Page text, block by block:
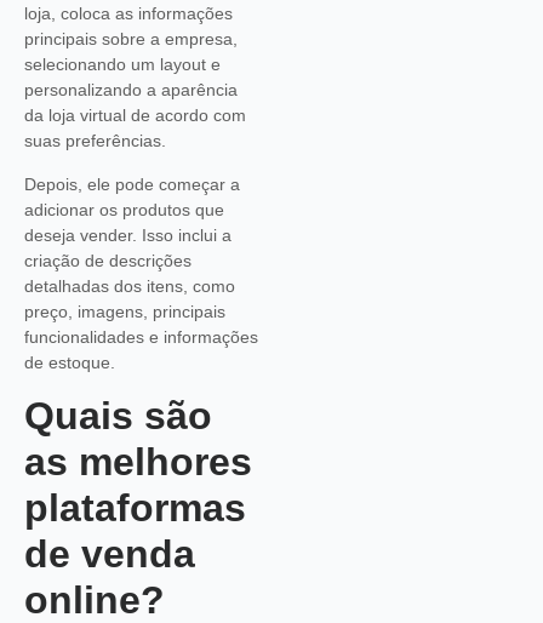
loja, coloca as informações
principais sobre a empresa,
selecionando um layout e
personalizando a aparência
da loja virtual de acordo com
suas preferências.
Depois, ele pode começar a
adicionar os produtos que
deseja vender. Isso inclui a
criação de descrições
detalhadas dos itens, como
preço, imagens, principais
funcionalidades e informações
de estoque.
Quais são
as melhores
plataformas
de venda
online?